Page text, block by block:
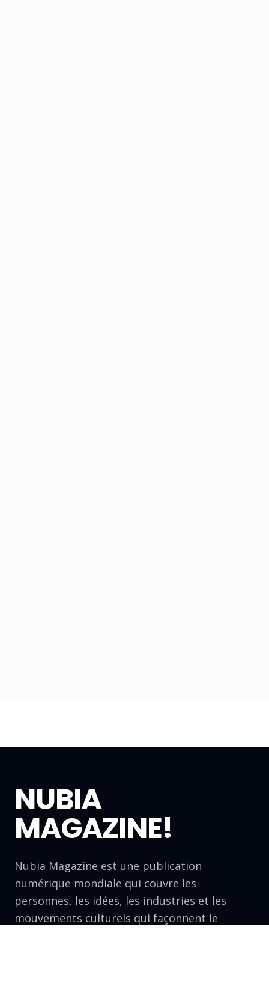
NUBIA
MAGAZINE!
Nubia Magazine est une publication
numérique mondiale qui couvre les
personnes, les idées, les industries et les
mouvements culturels qui façonnent le